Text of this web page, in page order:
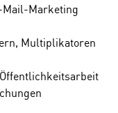
Marketing
Multiplikatoren